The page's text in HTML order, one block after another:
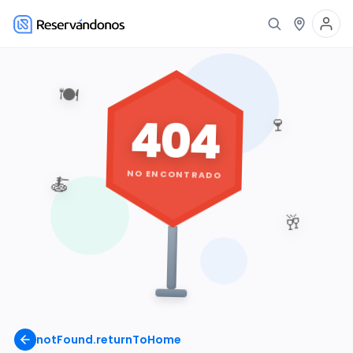
notFound.returnToHome
🍽️
🍷
🥂
🍝
404
NO ENCONTRADO